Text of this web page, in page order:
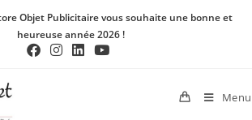
Objet Publicitaire vous souhaite une bonne et
heureuse année 2026 !
Menu